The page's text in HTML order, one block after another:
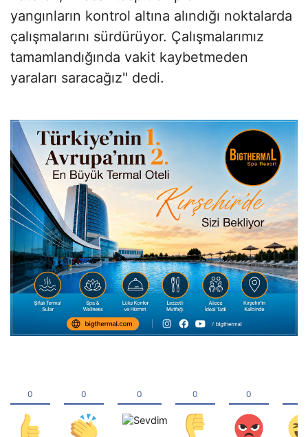
yangınların kontrol altına alındığı noktalarda
çalışmalarını sürdürüyor. Çalışmalarımız
tamamlandığında vakit kaybetmeden
yaraları saracağız" dedi.